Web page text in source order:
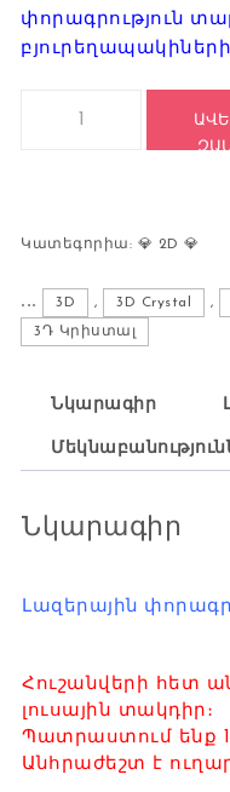
փորագրություն
բյուրեղապակիների
Կատեգորիա: 💎 2D 💎
․․․ 3D , 3D Crystal ,
3Դ Կրիստալ
Նկարագիր
Նկարագիր
Լազերային
Հուշանվերի հետ
լուսային տակդիր։
Պատրաստում ենք 1-
Անհրաժեշտ է